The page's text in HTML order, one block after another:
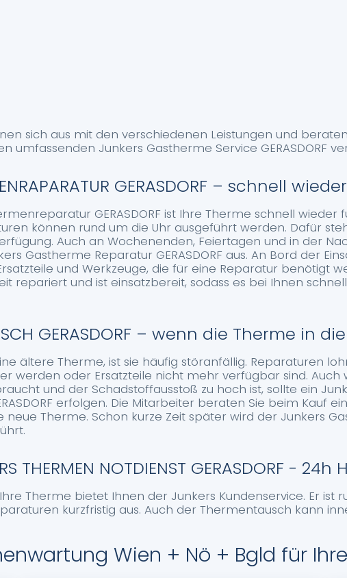
sich aus mit den verschiedenen Leistungen und
umfassenden Junkers Gastherme Service GERASDORF
GERASDORF – schnell
GERASDORF ist Ihre Therme schnell wieder
können rund um die Uhr ausgeführt werden. Dafür
Auch an Wochenenden, Feiertagen und in der
Gastherme Reparatur GERASDORF aus. An Bord der
und Werkzeuge, die für eine Reparatur benötigt
repariert und ist einsatzbereit, sodass es bei Ihnen
GERASDORF – wenn die Therme in
ältere Therme, ist sie häufig störanfällig. Reparaturen
werden oder Ersatzteile nicht mehr verfügbar sind. Auch
und der Schadstoffausstoß zu hoch ist, sollte ein
erfolgen. Die Mitarbeiter beraten Sie beim Kauf
neue Therme. Schon kurze Zeit später wird der Junkers
THERMEN NOTDIENST GERASDORF - 24h
Therme bietet Ihnen der Junkers Kundenservice. Er ist
kurzfristig aus. Auch der Thermentausch kann
Wien + Nö + Bgld für